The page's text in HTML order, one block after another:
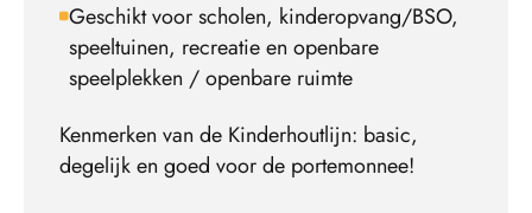
Geschikt voor scholen, kinderopvang/BSO,
speeltuinen, recreatie en openbare
speelplekken / openbare ruimte
Kenmerken van de Kinderhoutlijn: basic,
degelijk en goed voor de portemonnee!